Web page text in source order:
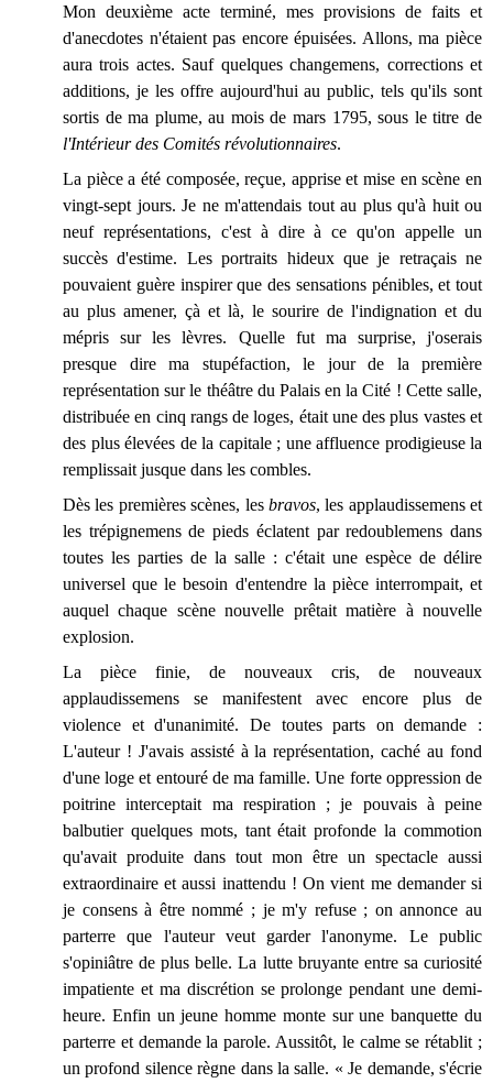
Mon deuxième acte terminé, mes provisions de faits et
d'anecdotes n'étaient pas encore épuisées. Allons, ma pièce
aura trois actes. Sauf quelques changemens, corrections et
additions, je les offre aujourd'hui au public, tels qu'ils sont
sortis de ma plume, au mois de mars 1795, sous le titre de
l'Intérieur des Comités révolutionnaires.
La pièce a été composée, reçue, apprise et mise en scène en
vingt-sept jours. Je ne m'attendais tout au plus qu'à huit ou
neuf représentations, c'est à dire à ce qu'on appelle un
succès d'estime. Les portraits hideux que je retraçais ne
pouvaient guère inspirer que des sensations pénibles, et tout
au plus amener, çà et là, le sourire de l'indignation et du
mépris sur les lèvres. Quelle fut ma surprise, j'oserais
presque dire ma stupéfaction, le jour de la première
représentation sur le théâtre du Palais en la Cité ! Cette salle,
distribuée en cinq rangs de loges, était une des plus vastes et
des plus élevées de la capitale ; une affluence prodigieuse la
remplissait jusque dans les combles.
Dès les premières scènes, les bravos, les applaudissemens et
les trépignemens de pieds éclatent par redoublemens dans
toutes les parties de la salle : c'était une espèce de délire
universel que le besoin d'entendre la pièce interrompait, et
auquel chaque scène nouvelle prêtait matière à nouvelle
explosion.
La pièce finie, de nouveaux cris, de nouveaux
applaudissemens se manifestent avec encore plus de
violence et d'unanimité. De toutes parts on demande :
L'auteur ! J'avais assisté à la représentation, caché au fond
d'une loge et entouré de ma famille. Une forte oppression de
poitrine interceptait ma respiration ; je pouvais à peine
balbutier quelques mots, tant était profonde la commotion
qu'avait produite dans tout mon être un spectacle aussi
extraordinaire et aussi inattendu ! On vient me demander si
je consens à être nommé ; je m'y refuse ; on annonce au
parterre que l'auteur veut garder l'anonyme. Le public
s'opiniâtre de plus belle. La lutte bruyante entre sa curiosité
impatiente et ma discrétion se prolonge pendant une demi-
heure. Enfin un jeune homme monte sur une banquette du
parterre et demande la parole. Aussitôt, le calme se rétablit ;
un profond silence règne dans la salle. « Je demande, s'écrie